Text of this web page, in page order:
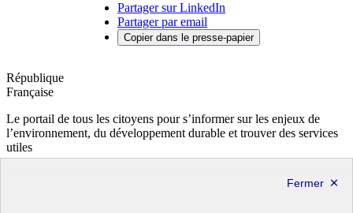
la
prise
compte
du
risque
de
Partager sur LinkedIn
Partager par email
Copier dans le presse-papier
République
Française
Le portail de tous les citoyens pour s’informer sur les enjeux de
l’environnement, du développement durable et trouver des services
utiles